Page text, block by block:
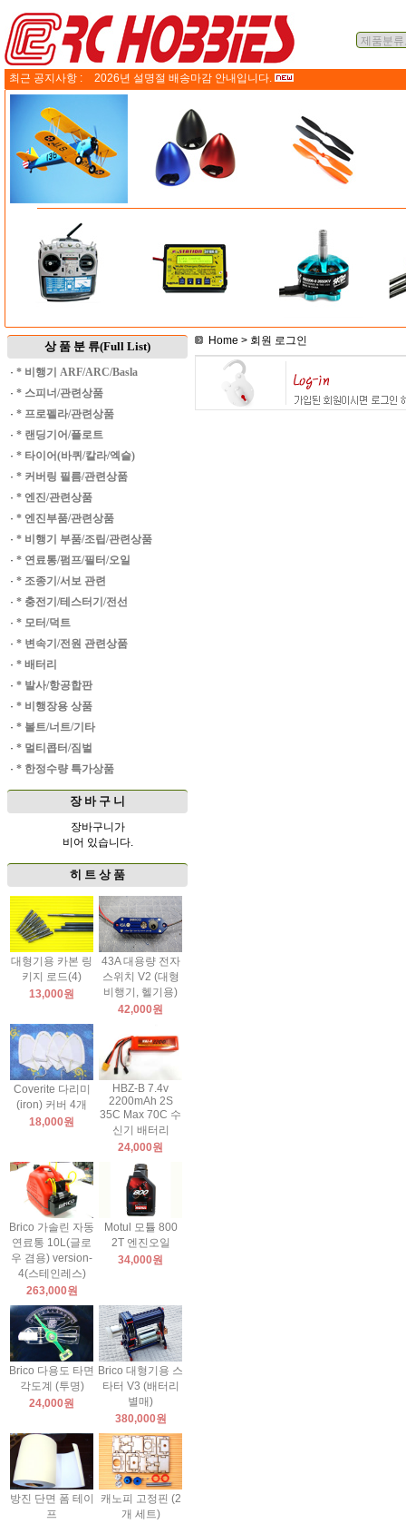
최근 공지사항 : 2026년 설명절 배송마감 안내입니다.
상 품 분 류(Full List)
· * 비행기 ARF/ARC/Basla
· * 스피너/관련상품
· * 프로펠라/관련상품
· * 랜딩기어/플로트
· * 타이어(바퀴/칼라/엑슬)
· * 커버링 필름/관련상품
· * 엔진/관련상품
· * 엔진부품/관련상품
· * 비행기 부품/조립/관련상품
· * 연료통/펌프/필터/오일
· * 조종기/서보 관련
· * 충전기/테스터기/전선
· * 모터/덕트
· * 변속기/전원 관련상품
· * 배터리
· * 발사/항공합판
· * 비행장용 상품
· * 볼트/너트/기타
· * 멀티콥터/짐벌
· * 한정수량 특가상품
장 바 구 니
장바구니가
비어 있습니다.
히 트 상 품
대형기용 카본 링
키지 로드(4)
13,000원
43A 대용량 전자
스위치 V2 (대형
비행기, 헬기용)
42,000원
Coverite 다리미
(iron) 커버 4개
18,000원
HBZ-B 7.4v
2200mAh 2S
35C Max 70C 수
신기 배터리
24,000원
Brico 가솔린 자동
연료통 10L(글로
우 겸용) version-
4(스테인레스)
263,000원
Motul 모튤 800
2T 엔진오일
34,000원
Brico 다용도 타면
각도계 (투명)
24,000원
Brico 대형기용 스
타터 V3 (배터리
별매)
380,000원
방진 단면 폼 테이
프
캐노피 고정핀 (2
개 세트)
Home > 회원 로그인